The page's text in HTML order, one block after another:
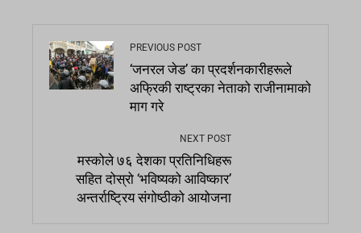
PREVIOUS POST
‘जनरल जेड’ का प्रदर्शनकारीहरूले
अफ्रिकी राष्ट्रका नेताको राजीनामाको
माग गरे
NEXT POST
मस्कोले ७६ देशका प्रतिनिधिहरू
सहित दोस्रो ‘भविष्यको आविष्कार’
अन्तर्राष्ट्रिय संगोष्ठीको आयोजना